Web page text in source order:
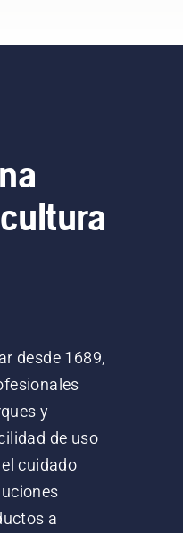
desde 1689,
y
de uso
cuidado
a